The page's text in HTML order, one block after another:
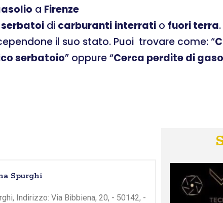
a Firenze
di carburanti interrati o fuori terra
il suo stato. Puoi trovare come: “
serbatoio” oppure “Cerca perdite di
Spurghi
Indirizzo: Via Bibbiena, 20, - 50142, -